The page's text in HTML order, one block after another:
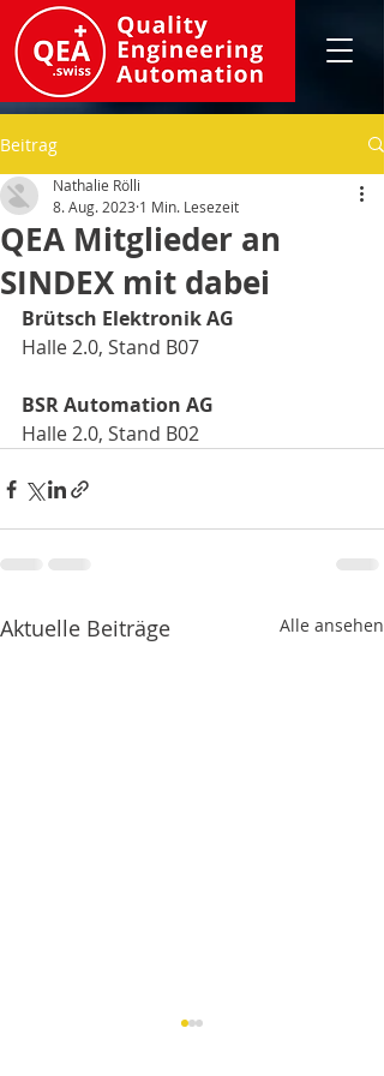
Beitrag
QEA Mitglieder an
SINDEX mit dabei
Nathalie Rölli
8. Aug. 2023 1 Min. Lesezeit
Brütsch Elektronik AG
Halle 2.0, Stand B07
BSR Automation AG
Halle 2.0, Stand B02
Aktuelle Beiträge Alle ansehen